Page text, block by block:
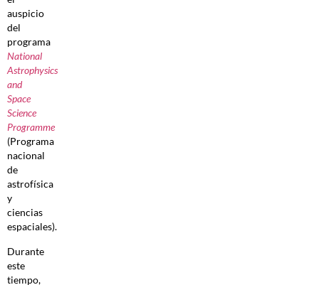
auspicio
del
programa
National
Astrophysics
and
Space
Science
Programme
(Programa
nacional
de
astrofísica
y
ciencias
espaciales).
Durante
este
tiempo,